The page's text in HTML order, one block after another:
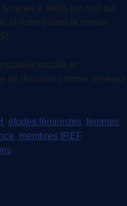
à mètis [un mot qui
la ruse»] dans le roman
sociale et
de discours comme réseaux
, études féministes, femmes,
, membres IREF,